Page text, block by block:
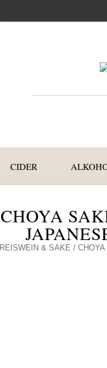
CIDER
CHOYA
REISWEIN & SAKE /